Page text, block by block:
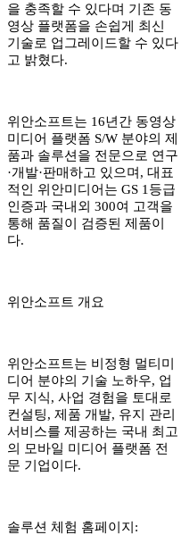
을 충족할 수 있다며 기존 동
영상 플랫폼을 손쉽게 최신
기술로 업그레이드할 수 있다
고 밝혔다.
위안소프트는 16년간 동영상
미디어 플랫폼 S/W 분야의 제
품과 솔루션을 전문으로 연구
·개발·판매하고 있으며, 대표
적인 위안미디어는 GS 1등급
인증과 국내외 300여 고객을
통해 품질이 검증된 제품이
다.
위안소프트 개요
위안소프트는 비정형 멀티미
디어 분야의 기술 노하우, 업
무 지식, 사업 경험을 토대로
컨설팅, 제품 개발, 유지 관리
서비스를 제공하는 국내 최고
의 모바일 미디어 플랫폼 전
문 기업이다.
솔루션 체험 홈페이지: